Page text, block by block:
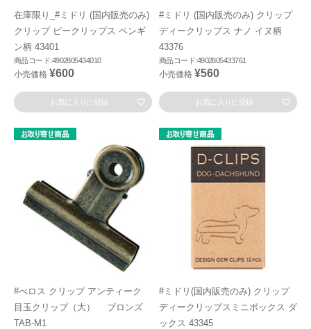
在庫限り_#ミドリ (国内販売のみ)
クリップ ピークリップス ペンギ
ン柄 43401
商品コード:4902805434010
小売価格 ¥600
お気に入りに登録
#ミドリ (国内販売のみ) クリップ
ディークリップス ナノ イヌ柄
43376
商品コード:4902805433761
小売価格 ¥560
お気に入りに登録
#べロス クリップ アンティーク
目玉クリップ（大） ブロンズ
TAB-M1
#ミドリ(国内販売のみ) クリップ
ディークリップスミニボックス ダ
ックス 43345